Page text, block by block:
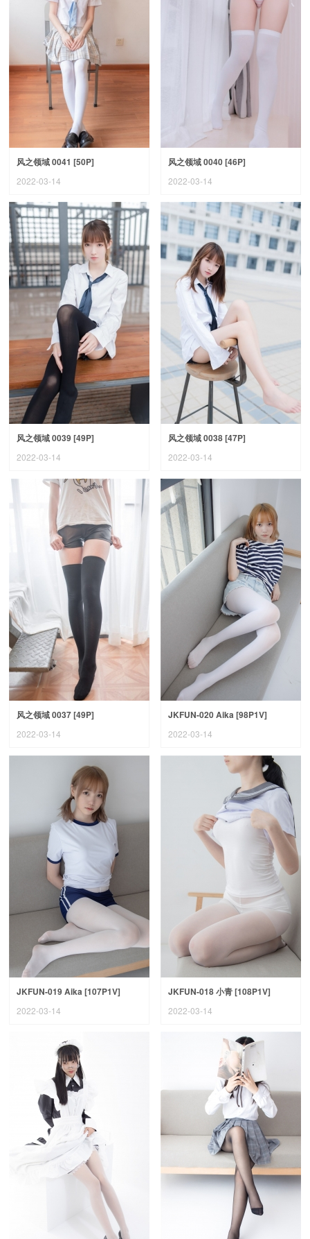
风之领域 0041 [50P]
2022-03-14
风之领域 0040 [46P]
2022-03-14
风之领域 0039 [49P]
2022-03-14
风之领域 0038 [47P]
2022-03-14
风之领域 0037 [49P]
2022-03-14
JKFUN-020 Aika [98P1V]
2022-03-14
JKFUN-019 Aika [107P1V]
2022-03-14
JKFUN-018 小青 [108P1V]
2022-03-14